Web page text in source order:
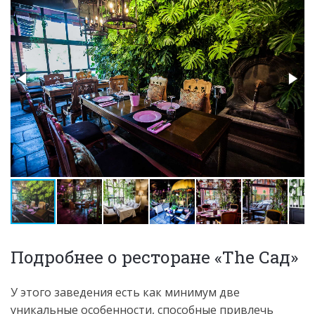
Подробнее о ресторане «The Сад»
У этого заведения есть как минимум две
уникальные особенности, способные привлечь